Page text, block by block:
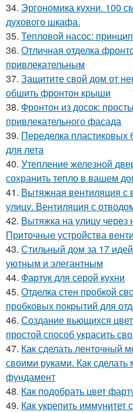
34. Эргономика кухни. 100
духового шкафа.
35. Тепловой насос:
36. Отличная отделка
привлекательным
37. Защитите свой дом от
обшить фронтон крыши
38. Фронтон из досок:
привлекательного фасада
39. Переделка пластиковых
для лета
40. Утепление железной
сохранить тепло в вашем
41. Вытяжная вентиляция с
улицу. Вентиляция с
42. Вытяжка на улицу
Приточные устройства
43. Стильный дом за 17
уютным и элегантным
44. Фартук для серой кухни
45. Отделка стен пробкой
пробковых покрытий для
46. Создание вьющихся
простой способ украсить
47. Как сделать ленточный
своими руками. Как
фундамент
48. Как подобрать цвет
49. Как укрепить